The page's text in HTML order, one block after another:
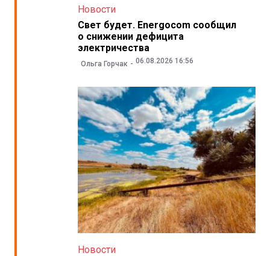
Новости
Свет будет. Energocom сообщил
о снижении дефицита
электричества
Ольга Горчак 06.08.2026 16:56
Новости